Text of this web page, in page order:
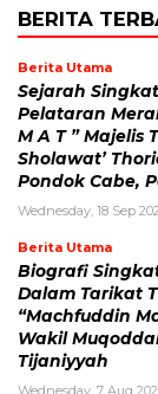
BERITA
Berita Utama
Sejarah
Pelataran
M A T ” Majelis
Sholawat’
Pondok Cabe,
Wednesday, 18 Sep
Berita Utama
Biografi
Dalam Tarikat
“Machfuddin
Wakil
Tijaniyyah